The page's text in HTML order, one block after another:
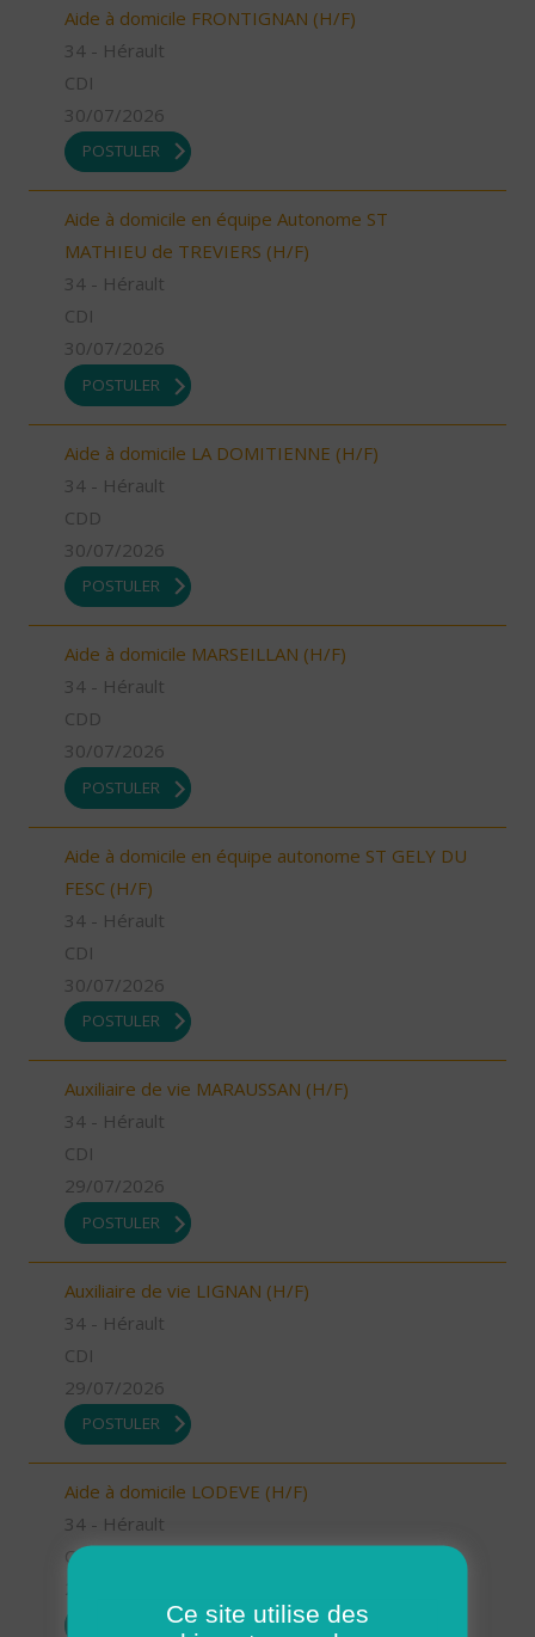
Aide à domicile FRONTIGNAN (H/F)
34 - Hérault
CDI
30/07/2026
POSTULER
Aide à domicile en équipe Autonome ST
MATHIEU de TREVIERS (H/F)
34 - Hérault
CDI
30/07/2026
POSTULER
Aide à domicile LA DOMITIENNE (H/F)
34 - Hérault
CDD
30/07/2026
POSTULER
Aide à domicile MARSEILLAN (H/F)
34 - Hérault
CDD
30/07/2026
POSTULER
Aide à domicile en équipe autonome ST GELY DU
FESC (H/F)
34 - Hérault
CDI
30/07/2026
POSTULER
Auxiliaire de vie MARAUSSAN (H/F)
34 - Hérault
CDI
29/07/2026
POSTULER
Auxiliaire de vie LIGNAN (H/F)
34 - Hérault
CDI
29/07/2026
POSTULER
Aide à domicile LODEVE (H/F)
34 - Hérault
CDD
Ce site utilise des